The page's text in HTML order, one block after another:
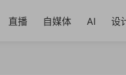
直播 自媒体 AI 设